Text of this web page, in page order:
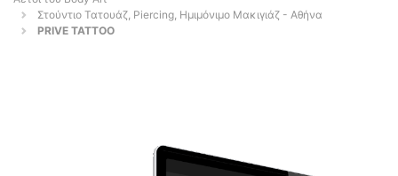
Στούντιο Τατουάζ, Piercing, Ημιμόνιμο Μακιγιάζ - Αθήνα
PRIVE TATTOO